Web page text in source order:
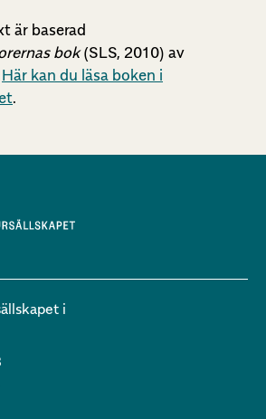
är baserad
bok(SLS, 2010) av
Här kan du läsa boken i
.
i